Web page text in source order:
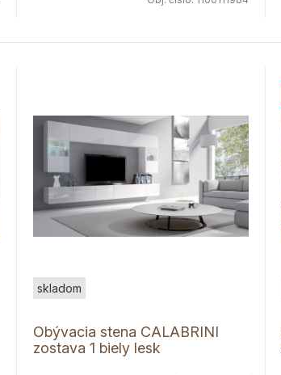
Obývacia stena CALABRINI
zostava 1 biely lesk
skladom